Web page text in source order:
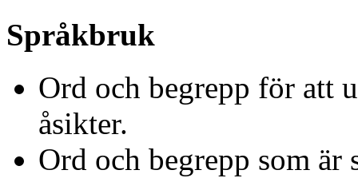
Språkbruk
Ord och begrepp för att
åsikter.
Ord och begrepp som